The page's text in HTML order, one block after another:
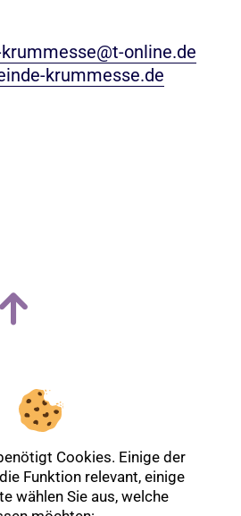
online.de
krummesse.de
Cookies. Einige der
Funktion relevant, einige
wählen Sie aus, welche